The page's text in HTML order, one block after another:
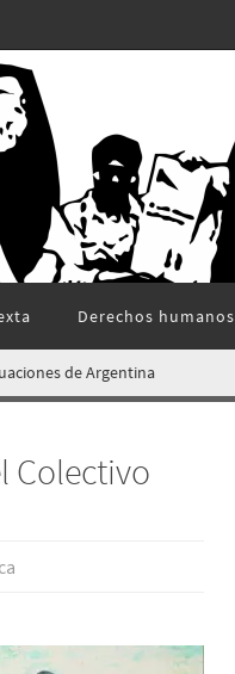
Derechos humanos
de Argentina
Colectivo